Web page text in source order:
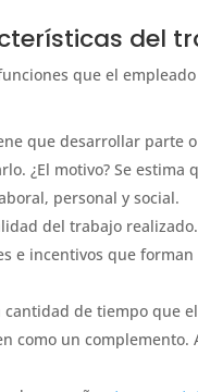
del
que el
que desarrollar parte
¿El motivo? Se
personal y social.
del trabajo
e incentivos que
de tiempo que
como un complemento.